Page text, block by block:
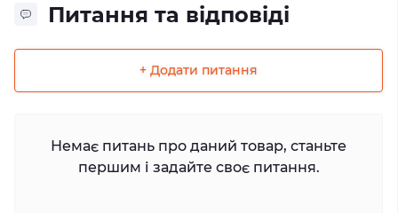
Питання та відповіді
+ Додати питання
Немає питань про даний товар, станьте
першим і задайте своє питання.